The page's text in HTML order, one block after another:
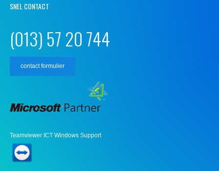
SNEL CONTACT
(013) 57 20 744
contact formulier
Teamviewer ICT Windows Support